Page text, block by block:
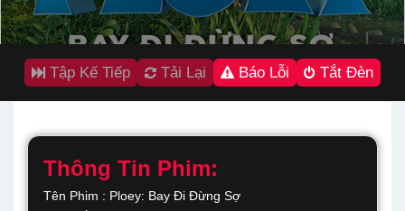
Tập Kế Tiếp Tải Lại Báo Lỗi Tắt Đèn
Thông Tin Phim:
Tên Phim : Ploey: Bay Đi Đừng Sợ